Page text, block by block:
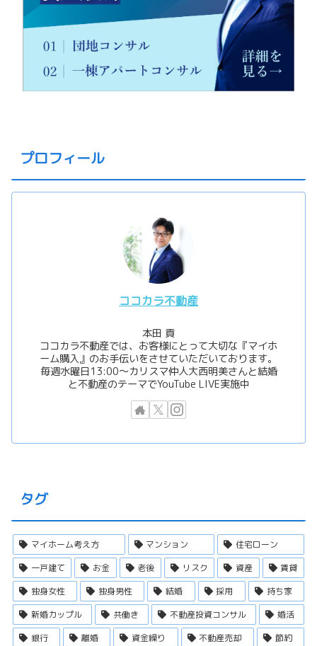
プロフィール
ココカラ不動産
本田 貢
ココカラ不動産では、お客様にとって大切な『マイホ
ーム購入』のお手伝いをさせていただいております。
毎週水曜日13:00〜カリスマ仲人大西明美さんと結婚
と不動産のテーマでYouTube LIVE実施中
タグ
マイホーム考え方 マンション
住宅ローン
一戸建て
お金 老後 リスク 資産
賃貸
独身女性
独身男性 結婚 採用
持ち家
新婚カップル
共働き 不動産投資コンサル
婚活
銀行
離婚 資金繰り 不動産売却 節約